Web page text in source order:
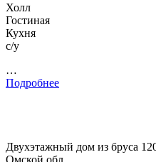
Холл
Гостиная
Кухня
с/у
…
Подробнее
Двухэтажный дом из бруса
Омской обл.